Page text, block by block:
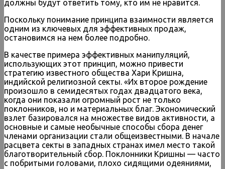
должны будут ответить тому, кто им не нравится.
Поскольку понимание принципа взаимности является
одним из ключевых для эффективных продаж,
остановимся на нем более подробно.
В качестве примера эффективных манипуляций,
использующих этот принцип, можно привести
стратегию известного общества Хари Кришна,
индийской религиозной секты. «Их второе рождение
произошло в семидесятых годах двадцатого века,
когда они показали огромный рост не только
поклонников, но и материальных благ. Экономический
взлет базировался на множестве видов активности, а
основные и самые необычные способы сбора денег
членами организации стали общеизвестными. В начале
расцвета секты в западных странах имел место такой
благотворительный сбор. Поклонники Кришны — часто
с побритыми головами, плохо сидящими одеяниями,